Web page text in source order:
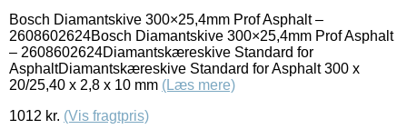
Bosch Diamantskive 300×25,4mm Prof Asphalt –
2608602624Bosch Diamantskive 300×25,4mm Prof Asphalt
– 2608602624Diamantskæreskive Standard for
AsphaltDiamantskæreskive Standard for Asphalt 300 x
20/25,40 x 2,8 x 10 mm (Læs mere)
1012 kr. (Vis fragtpris)